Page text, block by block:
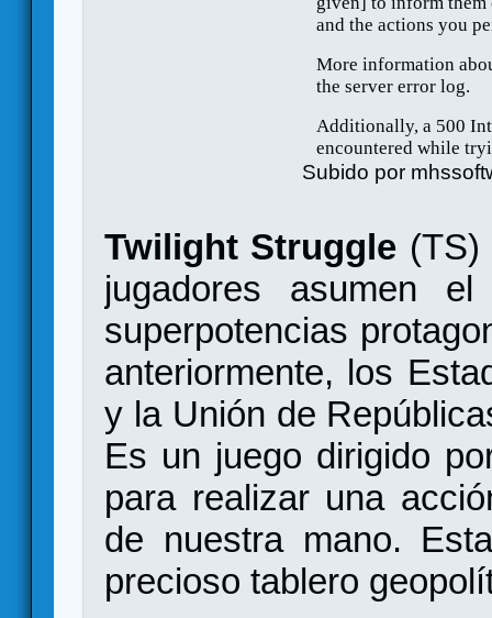
Subido por
Twilight Struggle (TS)
jugadores asumen
superpotencias
anteriormente, los
y la Unión de
Es un juego dirigido
para realizar una
de nuestra mano.
precioso tablero